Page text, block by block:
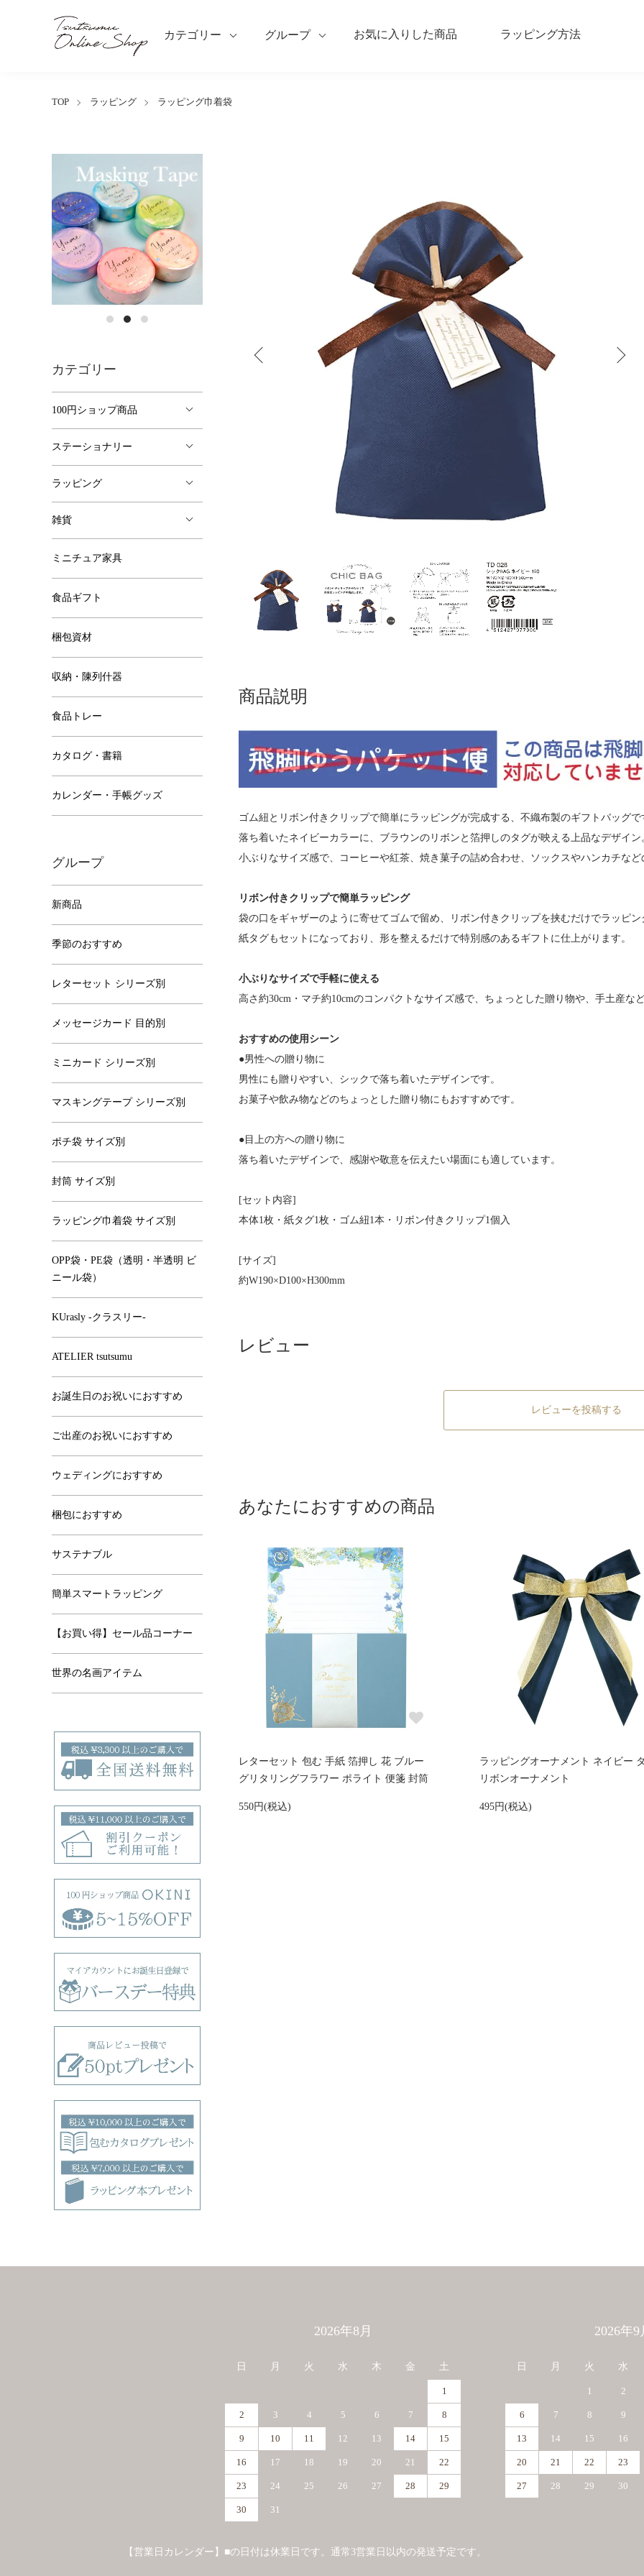
カテゴリー グループ お気に入りした商品 ラッピング方法
TOP ラッピング ラッピング巾着袋
商品説明
ゴム紐とリボン付きクリップで簡単にラッピングが完成する、不織布製のギフトバッグで
落ち着いたネイビーカラーに、ブラウンのリボンと箔押しのタグが映える上品なデザイン
小ぶりなサイズ感で、コーヒーや紅茶、焼き菓子の詰め合わせ、ソックスやハンカチな
リボン付きクリップで簡単ラッピング
袋の口をギャザーのように寄せてゴムで留め、リボン付きクリップを挟むだけでラッピ
紙タグもセットになっており、形を整えるだけで特別感のあるギフトに仕上がります。
小ぶりなサイズで手軽に使える
高さ約30cm・マチ約10cmのコンパクトなサイズ感で、ちょっとした贈り物や、手土産な
おすすめの使用シーン
●男性への贈り物に
男性にも贈りやすい、シックで落ち着いたデザインです。
お菓子や飲み物などのちょっとした贈り物にもおすすめです。
●目上の方への贈り物に
落ち着いたデザインで、感謝や敬意を伝えたい場面にも適しています。
[セット内容]
本体1枚・紙タグ1枚・ゴム紐1本・リボン付きクリップ1個入
[サイズ]
約W190×D100×H300mm
レビュー
レビューを投稿する
あなたにおすすめの商品
レターセット 包む 手紙 箔押し 花 ブルー
グリタリングフラワー ポライト 便箋 封筒
550円(税込)
ラッピングオーナメント ネイビー
リボンオーナメント
495円(税込)
カテゴリー
100円ショップ商品
ステーショナリー
ラッピング
雑貨
ミニチュア家具
食品ギフト
梱包資材
収納・陳列什器
食品トレー
カタログ・書籍
カレンダー・手帳グッズ
グループ
新商品
季節のおすすめ
レターセット シリーズ別
メッセージカード 目的別
ミニカード シリーズ別
マスキングテープ シリーズ別
ポチ袋 サイズ別
封筒 サイズ別
ラッピング巾着袋 サイズ別
OPP袋・PE袋（透明・半透明 ビ
ニール袋）
KUrasly -クラスリー-
ATELIER tsutsumu
お誕生日のお祝いにおすすめ
ご出産のお祝いにおすすめ
ウェディングにおすすめ
梱包におすすめ
サステナブル
簡単スマートラッピング
【お買い得】セール品コーナー
世界の名画アイテム
2026年8月
日 月 火 水 木 金 土
1
2 3 4 5 6 7 8
9 10 11 12 13 14 15
16 17 18 19 20 21 22
23 24 25 26 27 28 29
30 31
2026年9
日 月 火 水
1 2
6 7 8 9
13 14 15 16
20 21 22 23
27 28 29 30
【営業日カレンダー】■の日付は休業日です。通常3営業日以内の発送予定です。